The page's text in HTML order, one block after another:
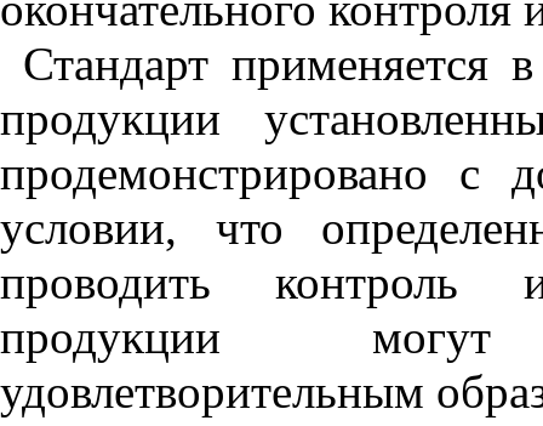
Стандарт применяется
продукции
продемонстрировано с
условии, что
проводить контроль
продукции
удовлетворительным